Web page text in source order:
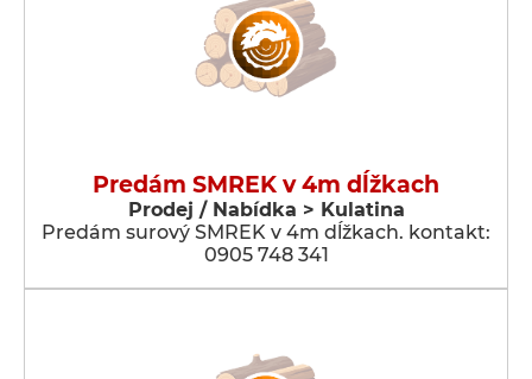
Predám SMREK v 4m dĺžkach
Prodej / Nabídka > Kulatina
Predám surový SMREK v 4m dĺžkach. kontakt:
0905 748 341